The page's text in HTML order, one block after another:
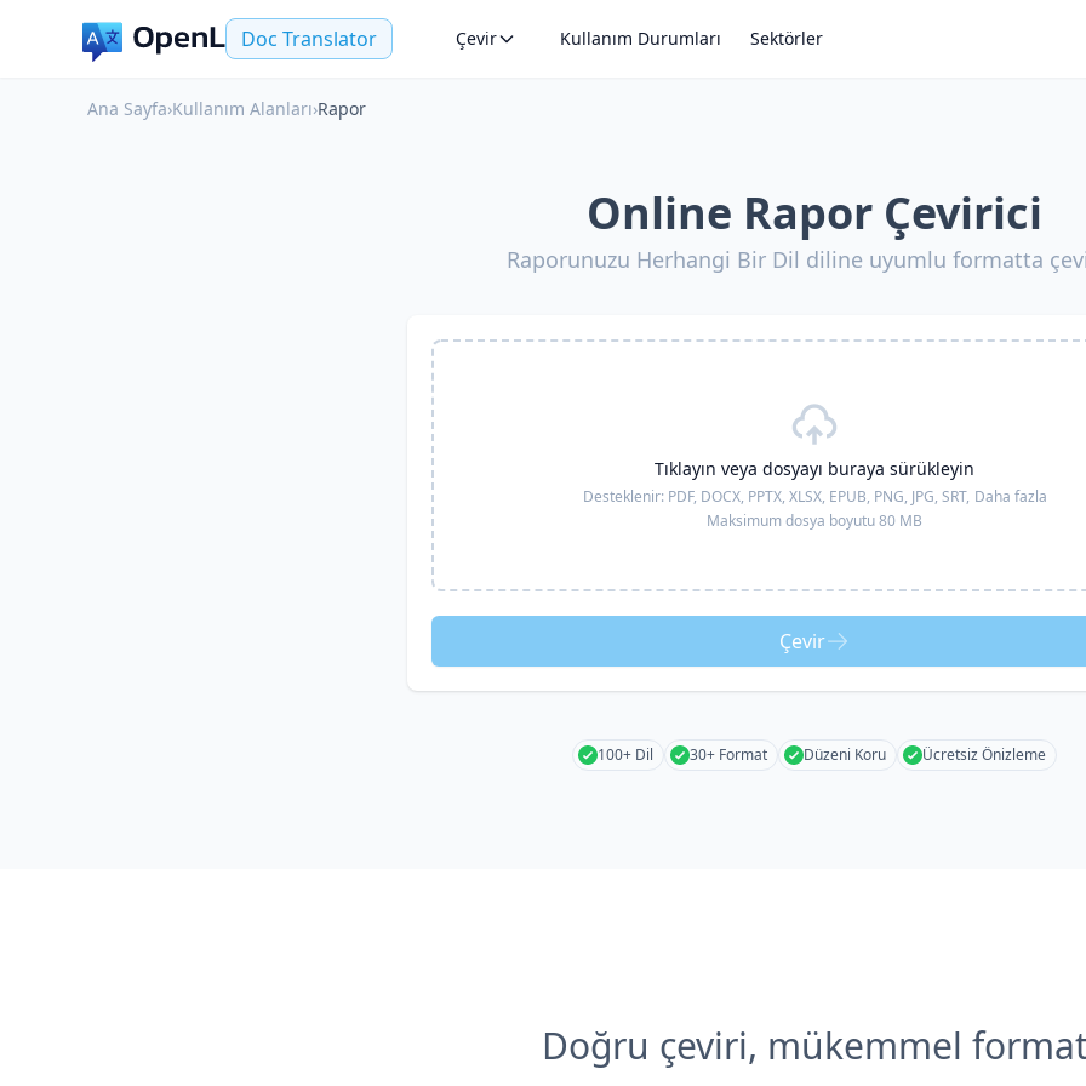
Doc Translator Çevir Kullanım Durumları Sektörler
Ana Sayfa›Kullanım Alanları›Rapor
Online Rapor Çevirici
Raporunuzu Herhangi Bir Dil diline uyumlu formatta
Tıklayın veya dosyayı buraya sürükleyin
Desteklenir: PDF, DOCX, PPTX, XLSX, EPUB, PNG, JPG, SRT, Daha fazla
Maksimum dosya boyutu 80 MB
Çevir
100+ Dil 30+ Format Düzeni Koru Ücretsiz Önizleme
Doğru çeviri, mükemmel